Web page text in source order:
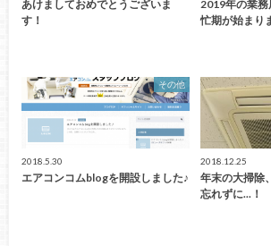
あけましておめでとうございま
す！
2019年の業
忙期が始まり
その他
2018.5.30
エアコンコムblogを開設しました♪
2018.12.25
年末の大掃除
忘れずに...！